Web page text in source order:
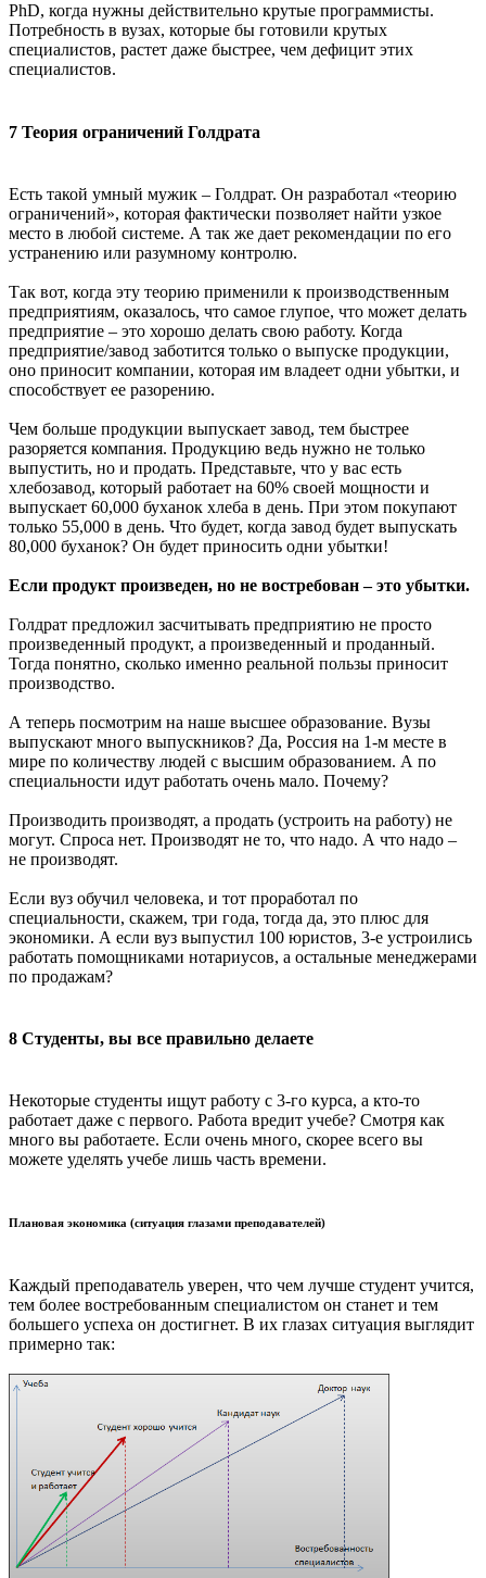
PhD, когда нужны действительно крутые программисты.
Потребность в вузах, которые бы готовили крутых
специалистов, растет даже быстрее, чем дефицит этих
специалистов.
7 Теория ограничений Голдрата
Есть такой умный мужик – Голдрат. Он разработал «теорию
ограничений», которая фактически позволяет найти узкое
место в любой системе. А так же дает рекомендации по его
устранению или разумному контролю.
Так вот, когда эту теорию применили к производственным
предприятиям, оказалось, что самое глупое, что может делать
предприятие – это хорошо делать свою работу. Когда
предприятие/завод заботится только о выпуске продукции,
оно приносит компании, которая им владеет одни убытки, и
способствует ее разорению.
Чем больше продукции выпускает завод, тем быстрее
разоряется компания. Продукцию ведь нужно не только
выпустить, но и продать. Представьте, что у вас есть
хлебозавод, который работает на 60% своей мощности и
выпускает 60,000 буханок хлеба в день. При этом покупают
только 55,000 в день. Что будет, когда завод будет выпускать
80,000 буханок? Он будет приносить одни убытки!
Если продукт произведен, но не востребован – это убытки.
Голдрат предложил засчитывать предприятию не просто
произведенный продукт, а произведенный и проданный.
Тогда понятно, сколько именно реальной пользы приносит
производство.
А теперь посмотрим на наше высшее образование. Вузы
выпускают много выпускников? Да, Россия на 1-м месте в
мире по количеству людей с высшим образованием. А по
специальности идут работать очень мало. Почему?
Производить производят, а продать (устроить на работу) не
могут. Спроса нет. Производят не то, что надо. А что надо –
не производят.
Если вуз обучил человека, и тот проработал по
специальности, скажем, три года, тогда да, это плюс для
экономики. А если вуз выпустил 100 юристов, 3-е устроились
работать помощниками нотариусов, а остальные менеджерами
по продажам?
8 Студенты, вы все правильно делаете
Некоторые студенты ищут работу с 3-го курса, а кто-то
работает даже с первого. Работа вредит учебе? Смотря как
много вы работаете. Если очень много, скорее всего вы
можете уделять учебе лишь часть времени.
Плановая экономика (ситуация глазами преподавателей)
Каждый преподаватель уверен, что чем лучше студент учится,
тем более востребованным специалистом он станет и тем
большего успеха он достигнет. В их глазах ситуация выглядит
примерно так: